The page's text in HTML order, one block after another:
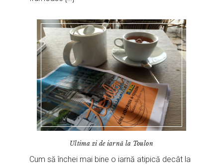
Ultima zi de iarnă la Toulon
Cum să închei mai bine o iarnă atipică decât la